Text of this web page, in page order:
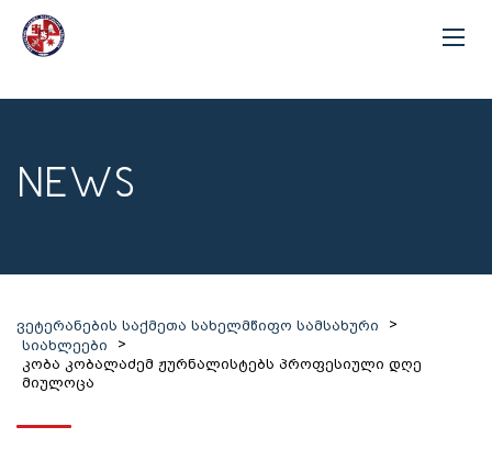
NEWS
ვეტერანების საქმეთა სახელმწიფო სამსახური
>
სიახლეები
>
კობა კობალაძემ ჟურნალისტებს პროფესიული დღე
მიულოცა